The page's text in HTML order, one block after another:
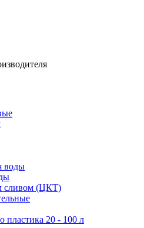
воды
сливом (ЦКТ)
пластика 20 - 100 л